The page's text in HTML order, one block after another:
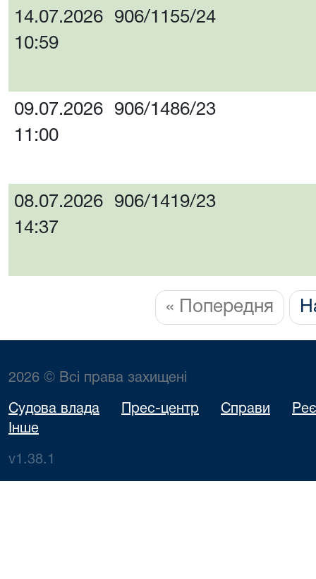
14.07.2026
10:59
906/1155/24
09.07.2026
11:00
906/1486/23
08.07.2026
14:37
906/1419/23
« Попередня
2026 © Всі права захищені
Судова влада Прес-центр Справи
Інше
v1.38.1